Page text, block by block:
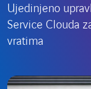
Ujedinjeno
Service Clouda
vratima